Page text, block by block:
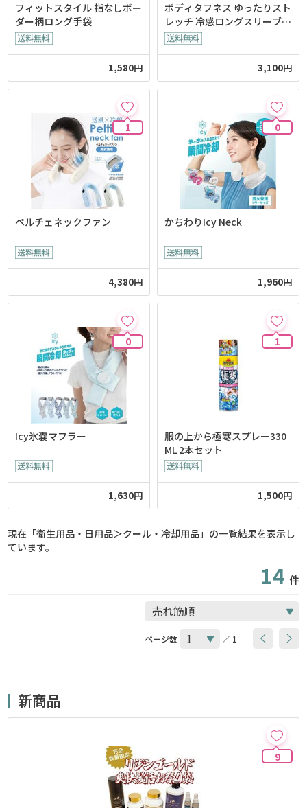
フィットスタイル 指なしボー
ダー柄ロング手袋
1,580円
ボディタフネス ゆったりスト
レッチ 冷感ロングスリーブ
ハーフジップ クルーネックシ
ャツ
3,100円
1
ペルチェネックファン
4,380円
0
かちわりIcy Neck
1,960円
0
Icy氷嚢マフラー
1,630円
1
服の上から極寒スプレー330
ML 2本セット
1,500円
現在「衛生用品・日用品＞クール・冷却用品」の一覧結果を表示し
ています。
14 件
ページ数 ／ 1
新商品
9